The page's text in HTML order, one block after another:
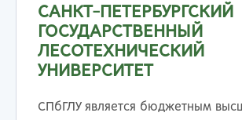
САНКТ-ПЕТЕРБУРГСКИЙ
ГОСУДАРСТВЕННЫЙ
ЛЕСОТЕХНИЧЕСКИЙ
УНИВЕРСИТЕТ
СПбГЛУ является бюджетным